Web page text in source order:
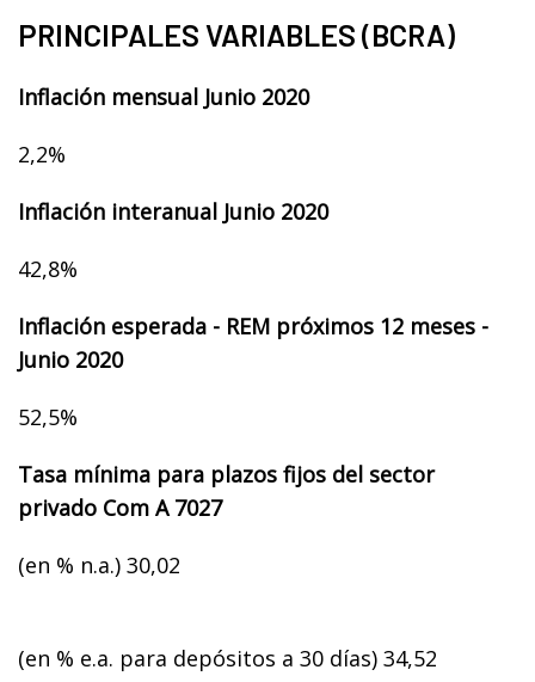
PRINCIPALES VARIABLES (BCRA)
Inflación mensual Junio 2020
2,2%
Inflación interanual Junio 2020
42,8%
Inflación esperada - REM próximos 12 meses -
Junio 2020
52,5%
Tasa mínima para plazos fijos del sector
privado Com A 7027
(en % n.a.) 30,02
(en % e.a. para depósitos a 30 días) 34,52